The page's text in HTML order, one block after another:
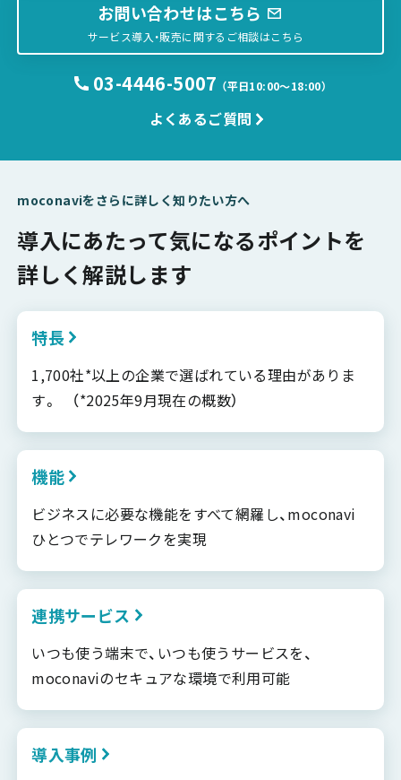
お問い合わせはこちら
サービス導入・販売に関するご相談はこちら
03-4446-5007 （平日10:00〜18:00）
よくあるご質問
moconaviをさらに詳しく知りたい方へ
導入にあたって気になるポイントを
詳しく解説します
特長
1,700社*以上の企業で選ばれている理由がありま
す。 （*2025年9月現在の概数）
機能
ビジネスに必要な機能をすべて網羅し、moconavi
ひとつでテレワークを実現
連携サービス
いつも使う端末で、いつも使うサービスを、
moconaviのセキュアな環境で利用可能
導入事例